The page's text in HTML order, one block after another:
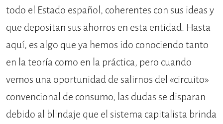
todo el Estado español, coherentes con sus ideas y
que depositan sus ahorros en esta entidad. Hasta
aquí, es algo que ya hemos ido conociendo tanto
en la teoría como en la práctica, pero cuando
vemos una oportunidad de salirnos del «circuito»
convencional de consumo, las dudas se disparan
debido al blindaje que el sistema capitalista brinda